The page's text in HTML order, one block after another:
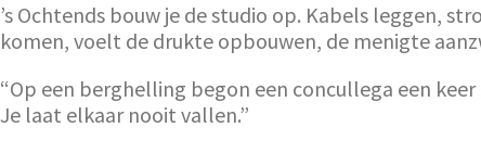
’s Ochtends bouw je de studio op. Kabels leggen,
komen, voelt de drukte opbouwen, de menigte
“Op een berghelling begon een concullega een
Je laat elkaar nooit vallen.”